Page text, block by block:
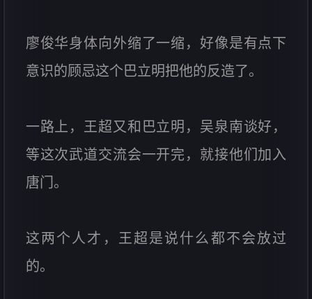
廖俊华身体向外缩了一缩，好像是有点下
意识的顾忌这个巴立明把他的反造了。
一路上，王超又和巴立明，吴泉南谈好，
等这次武道交流会一开完，就接他们加入
唐门。
这两个人才，王超是说什么都不会放过
的。